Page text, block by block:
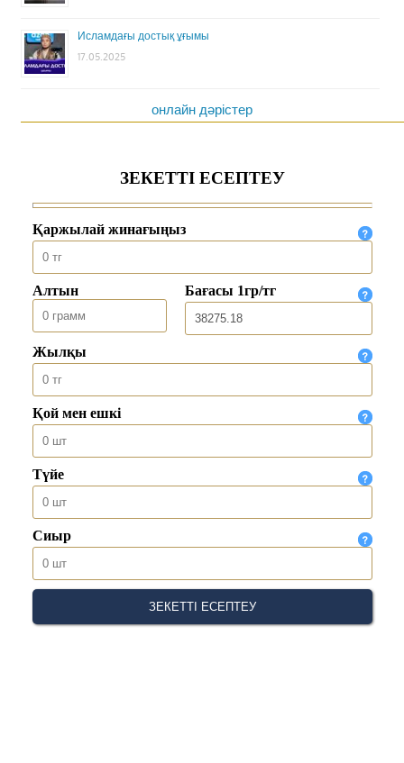
Исламдағы достық ұғымы
17.05.2025
онлайн дәрістер